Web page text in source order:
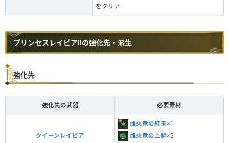
をクリア
プリンセスレイピアⅡの強化先・派生
強化先
強化先の武器 必要素材
クイーンレイピア
雌火竜の紅玉×1
雌火竜の上鱗×5